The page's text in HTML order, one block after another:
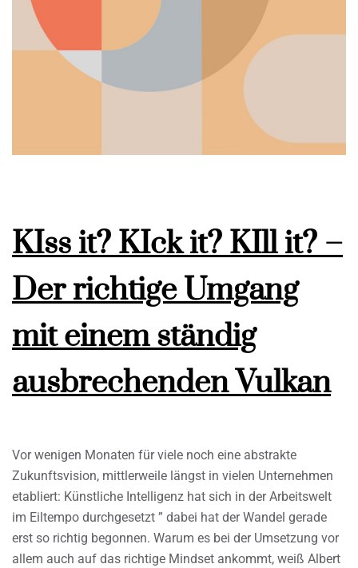
KIss it? KIck it? KIll it? –
Der richtige Umgang
mit einem ständig
ausbrechenden Vulkan
Vor wenigen Monaten für viele noch eine abstrakte
Zukunftsvision, mittlerweile längst in vielen Unternehmen
etabliert: Künstliche Intelligenz hat sich in der Arbeitswelt
im Eiltempo durchgesetzt ” dabei hat der Wandel gerade
erst so richtig begonnen. Warum es bei der Umsetzung vor
allem auch auf das richtige Mindset ankommt, weiß Albert